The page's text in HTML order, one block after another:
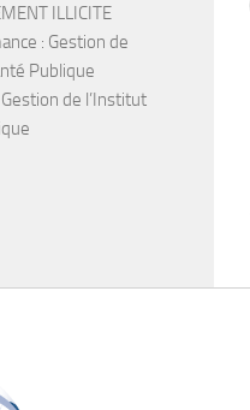
ILLICITE
: Gestion de
Publique
de l’Institut